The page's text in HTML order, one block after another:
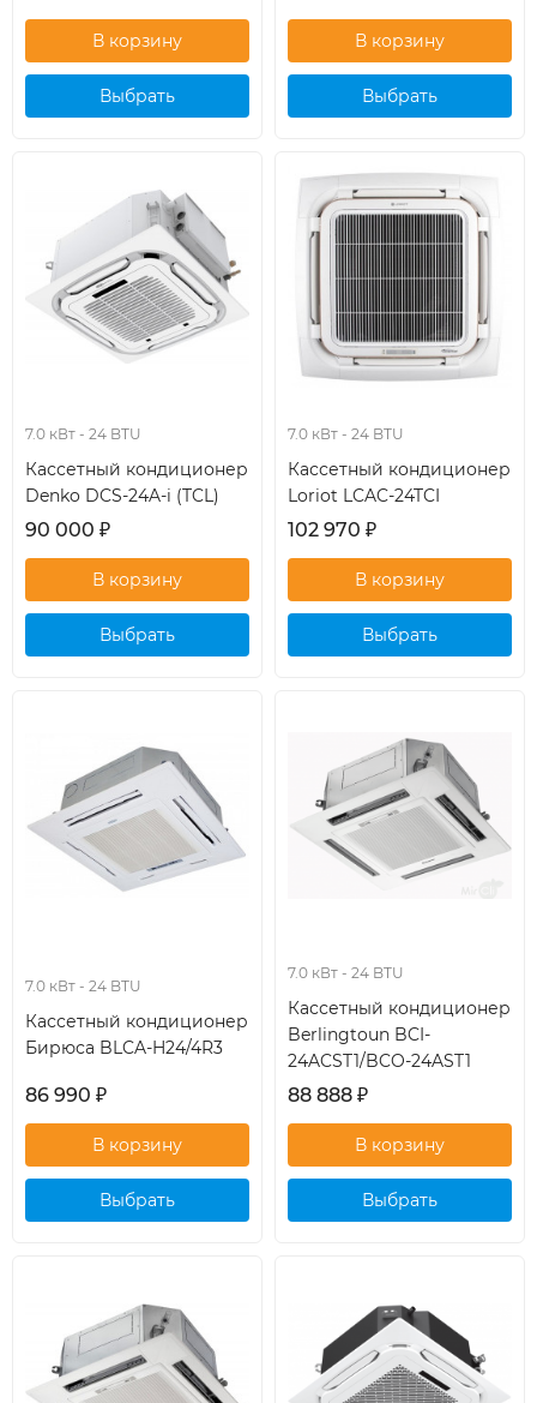
Выбрать
Выбрать
7.0 кВт - 24 BTU
Кассетный кондиционер
Denko DCS-24A-i (TCL)
90 000 ₽
Выбрать
7.0 кВт - 24 BTU
Кассетный кондиционер
Loriot LCAC-24TCI
102 970 ₽
Выбрать
7.0 кВт - 24 BTU
Кассетный кондиционер
Бирюса BLCA-H24/4R3
86 990 ₽
Выбрать
7.0 кВт - 24 BTU
Кассетный кондиционер
Berlingtoun BCI-
24ACST1/BCO-24AST1
88 888 ₽
Выбрать